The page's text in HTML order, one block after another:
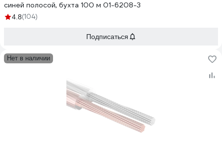
синей полосой, бухта 100 м 01-6208-3
4.8(104)
Подписаться
Нет в наличии